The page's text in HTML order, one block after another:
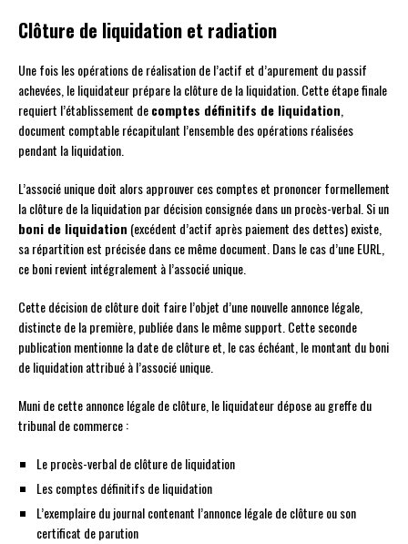
Clôture de liquidation et radiation
Une fois les opérations de réalisation de l’actif et d’apurement du passif
achevées, le liquidateur prépare la clôture de la liquidation. Cette étape finale
requiert l’établissement decomptes définitifs de liquidation,
document comptable récapitulant l’ensemble des opérations réalisées
pendant la liquidation.
L’associé unique doit alors approuver ces comptes et prononcer formellement
la clôture de la liquidation par décision consignée dans un procès-verbal. Si un
boni de liquidation (excédent d’actif après paiement des dettes) existe,
sa répartition est précisée dans ce même document. Dans le cas d’une EURL,
ce boni revient intégralement à l’associé unique.
Cette décision de clôture doit faire l’objet d’une nouvelle annonce légale,
distincte de la première, publiée dans le même support. Cette seconde
publication mentionne la date de clôture et, le cas échéant, le montant du boni
de liquidation attribué à l’associé unique.
Muni de cette annonce légale de clôture, le liquidateur dépose au greffe du
tribunal de commerce :
Le procès-verbal de clôture de liquidation
Les comptes définitifs de liquidation
L’exemplaire du journal contenant l’annonce légale de clôture ou son
certificat de parution